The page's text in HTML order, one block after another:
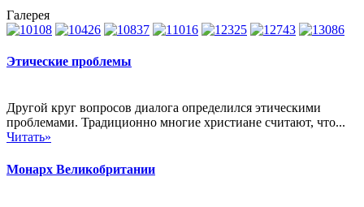
Галерея
Этические проблемы
Другой круг вопросов диалога определился этическими
проблемами. Традиционно многие христиане считают, что...
Читать»
Монарх Великобритании